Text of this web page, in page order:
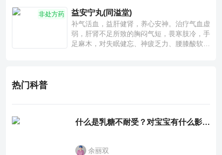
非处方药 益安宁丸(同溢堂)
补气活血，益肝健肾，养心安神。治疗气血虚
弱，肝肾不足所致的胸闷气短，畏寒肢冷，手
足麻木，对失眠健忘、神疲乏力、腰膝酸软也
热门科普
什么是乳糖不耐受？对宝宝有什么影响？
余丽双